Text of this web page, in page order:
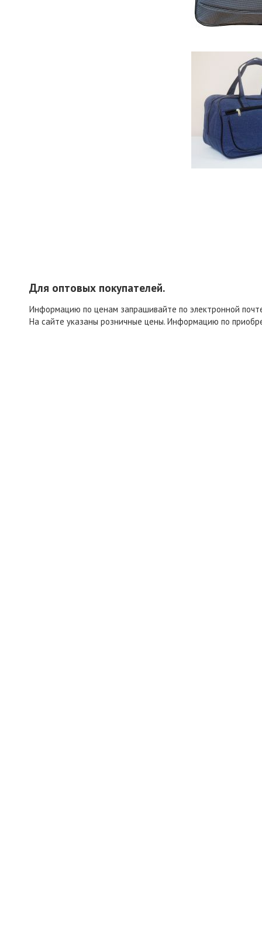
Для оптовых покупателей.
Информацию по ценам запрашивайте по электронной
На сайте указаны розничные цены. Информацию по